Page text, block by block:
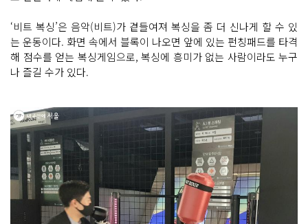
‘비트 복싱’은 음악(비트)가 곁들여져 복싱을 좀 더 신나게 할 수 있
는 운동이다. 화면 속에서 블록이 나오면 앞에 있는 펀칭패드를 타격
해 점수를 얻는 복싱게임으로, 복싱에 흥미가 없는 사람이라도 누구
나 즐길 수가 있다.